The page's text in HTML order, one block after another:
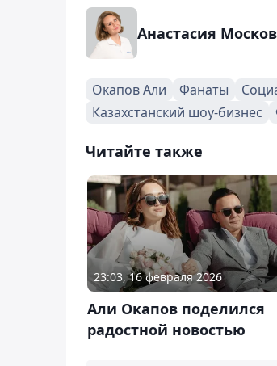
Анастасия
Окапов Али Фанаты
Казахстанский шоу-бизнес
Читайте также
23:03, 16 февраля 2026
Али Окапов поделился
радостной новостью